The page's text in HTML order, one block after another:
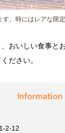
。時にはレアな限
おいしい食事
ださい。
Information
2-12